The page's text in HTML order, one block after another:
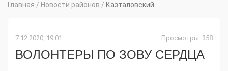
Главная / Новости районов / Казталовский
7.12.2020, 19:01 Просмотры: 358
ВОЛОНТЕРЫ ПО ЗОВУ СЕРДЦА